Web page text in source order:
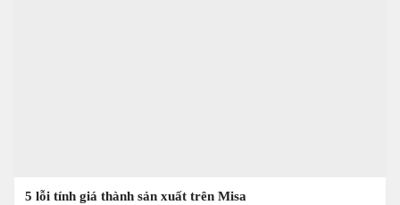
5 lỗi tính giá thành sản xuất trên Misa